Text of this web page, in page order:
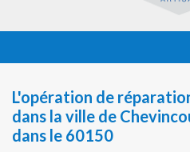
L'opération de
dans la ville de
dans le 60150